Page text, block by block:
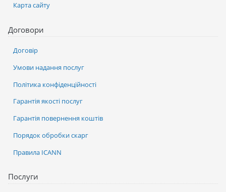
Послуги
Карта сайту
Договори
Договір
Умови надання послуг
Політика конфіденційності
Гарантія якості послуг
Гарантія повернення коштів
Порядок обробки скарг
Правила ICANN